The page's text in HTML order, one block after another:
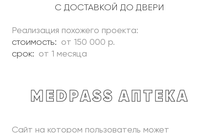
с доставкой до двери
Реализация похожего проекта:
стоимость:
от 150 000 р.
срок:
от 1 месяца
MedPass Аптека
Сайт на котором пользователь может